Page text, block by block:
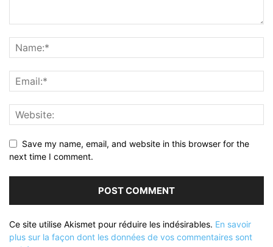
Save my name, email, and website in this browser for the
next time I comment.
Ce site utilise Akismet pour réduire les indésirables. En savoir
plus sur la façon dont les données de vos commentaires sont